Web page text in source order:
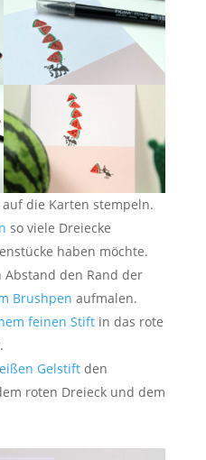
die Karten stempeln.
so viele Dreiecke
haben möchte.
den Rand der
Brushpen aufmalen.
feinen Stiftin das rote
Gelstiftden
roten Dreieck und dem